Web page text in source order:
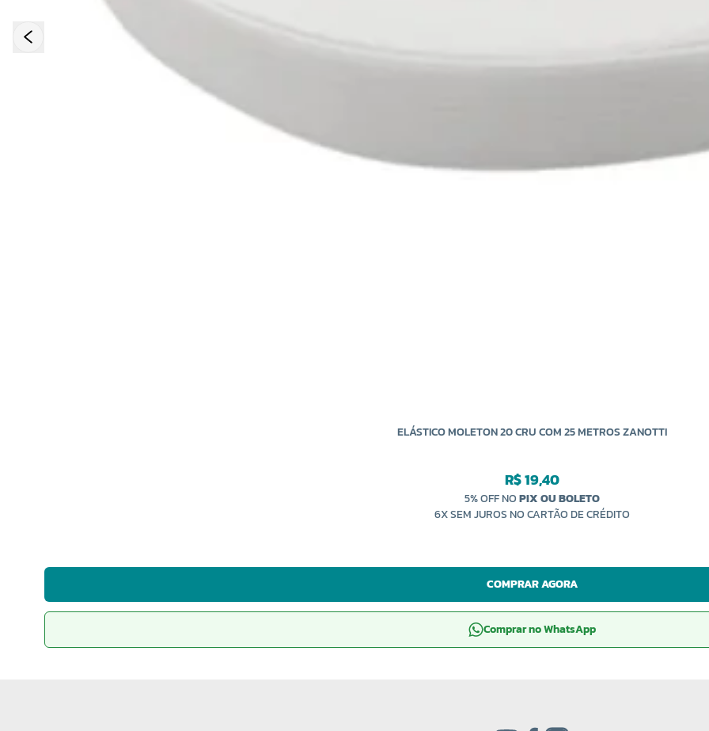
ELÁSTICO MOLETON 20 CRU COM 25 METROS ZANOTTI
R$ 19,40
5% OFF NOPIX OU BOLETO
6X SEM JUROS NO CARTÃO DE CRÉDITO
COMPRAR AGORA
Comprar no WhatsApp